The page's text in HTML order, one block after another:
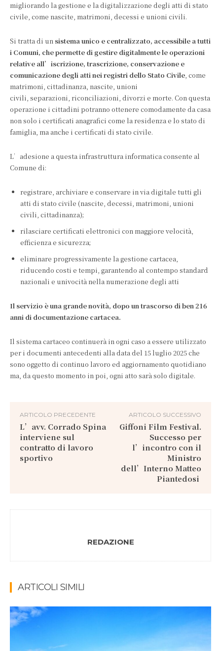
migliorando la gestione e la digitalizzazione degli atti di stato
civile, come nascite, matrimoni, decessi e unioni civili.
Si tratta di un sistema unico e centralizzato, accessibile a tutti
i Comuni, che permette di gestire digitalmente le operazioni
relative all’iscrizione, trascrizione, conservazione e
comunicazione degli atti nei registri dello Stato Civile, come
matrimoni, cittadinanza, nascite, unioni
civili, separazioni, riconciliazioni, divorzi e morte. Con questa
operazione i cittadini potranno ottenere comodamente da casa
non solo i certificati anagrafici come la residenza e lo stato di
famiglia, ma anche i certificati di stato civile.
L’adesione a questa infrastruttura informatica consente al
Comune di:
registrare, archiviare e conservare in via digitale tutti gli
atti di stato civile (nascite, decessi, matrimoni, unioni
civili, cittadinanza);
rilasciare certificati elettronici con maggiore velocità,
efficienza e sicurezza;
eliminare progressivamente la gestione cartacea,
riducendo costi e tempi, garantendo al contempo standard
nazionali e univocità nella numerazione degli atti
Il servizio è una grande novità, dopo un trascorso di ben 216
anni di documentazione cartacea.
Il sistema cartaceo continuerà in ogni caso a essere utilizzato
per i documenti antecedenti alla data del 15 luglio 2025 che
sono oggetto di continuo lavoro ed aggiornamento quotidiano
ma, da questo momento in poi, ogni atto sarà solo digitale.
ARTICOLO PRECEDENTE
L’avv. Corrado Spina
interviene sul
contratto di lavoro
sportivo
ARTICOLO SUCCESSIVO
Giffoni Film Festival.
Successo per
l’incontro con il
Ministro
dell’Interno Matteo
Piantedosi
REDAZIONE
ARTICOLI SIMILI